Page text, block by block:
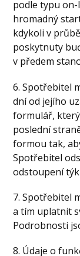
podle typu
hromadný
kdykoli v
poskytnuty
v předem
6. Spotřebitel
dní od jejího
formulář,
poslední
formou tak,
Spotřebitel
odstoupení
7. Spotřebitel
a tím uplatnit
Podrobnosti
8. Údaje o